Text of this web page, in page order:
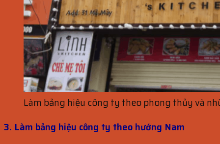
Làm bảng hiệu công ty theo phong thủy và
3. Làm bảng hiệu công ty theo hướng Nam